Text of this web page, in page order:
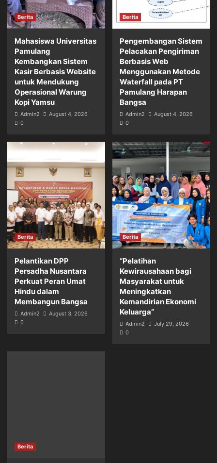
Berita
Mahasiswa Universitas
Pamulang
Kembangkan Sistem
Kasir Berbasis Website
untuk Mendukung
Operasional Warung
Kopi Yamsu
Admin2
August 4, 2026
0
Berita
Pengembangan Sistem
Pelacakan Pengiriman
Berbasis Web
Menggunakan Metode
Waterfall pada PT
Pamulang Harapan
Bangsa
Admin2
August 4, 2026
0
Berita
Pelantikan DPP
Persadha Nusantara
Perkuat Peran Umat
Hindu dalam
Membangun Bangsa
Admin2
August 3, 2026
0
Berita
“Pelatihan
Kewirausahaan bagi
Masyarakat untuk
Meningkatkan
Kemandirian Ekonomi
Keluarga”
Admin2
July 29, 2026
0
Berita